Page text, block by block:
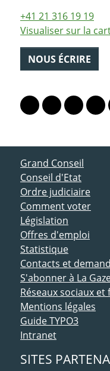
+41 21 316 19 19
Visualiser sur la
NOUS ÉCRIRE
Lien vers le profil
Lien vers le
Lien
ACCÈS DIRECT
Grand Conseil
Conseil d'Etat
Ordre judiciaire
Comment voter
Législation
Offres d'emploi
Statistique
Contacts et
S'abonner à La
Réseaux sociaux et
Mentions légales
Guide TYPO3
Intranet
SITES